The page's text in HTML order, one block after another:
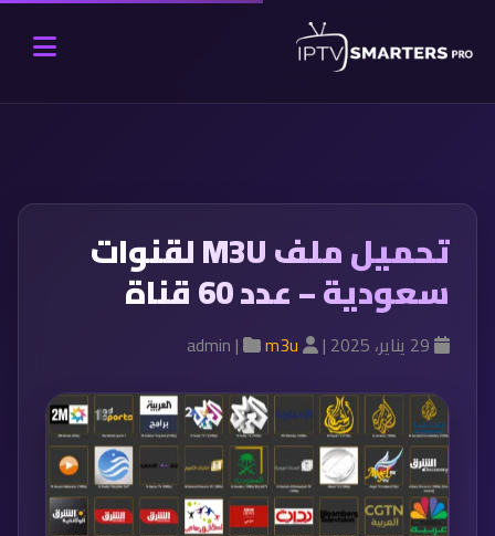
تحميل ملف M3U لقنوات
سعودية – عدد 60 قناة
m3u